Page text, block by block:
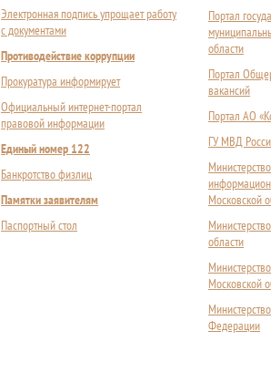
Электронная подпись упрощает работу
с документами
Противодействие коррупции
Прокуратура информирует
Официальный интернет-портал
правовой информации
Единый номер 122
Банкротство физлиц
Памятки заявителям
Паспортный стол
Портал
области
Портал
вакансий
Портал АО
ГУ МВД
Московской
области
Московской
Федерации